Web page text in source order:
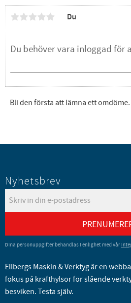
Du
Bli den första att lämna ett omdöme.
Nyhetsbrev
Dina personuppgifter behandlas i enlighet med vår
Ellbergs Maskin & Verktyg är en
fokus på krafthylsor för slående
besviken. Testa själv.